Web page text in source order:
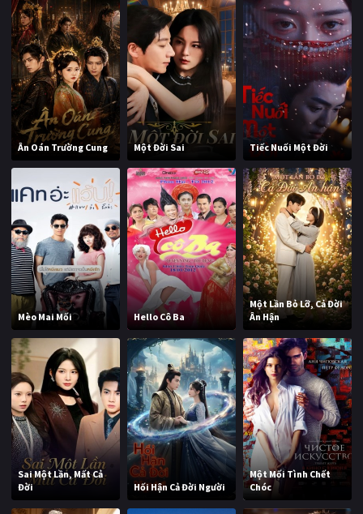
Ân Oán Trường Cung Một Đời Sai Tiếc Nuối Một Đời
Mèo Mai Mối Hello Cô Ba
Một Lần Bỏ Lỡ, Cả Đời
Ân Hận
Sai Một Lần, Mất Cả
Đời
Hối Hận Cả Đời Người
Một Mối Tình Chết
Chóc